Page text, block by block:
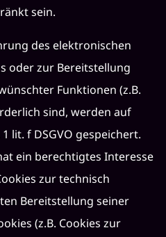
sein.
des elektronischen
oder zur Bereitstellung
Funktionen (z.B.
sind, werden auf
lit. f DSGVO gespeichert.
ein berechtigtes Interesse
zur technisch
Bereitstellung seiner
(z.B. Cookies zur